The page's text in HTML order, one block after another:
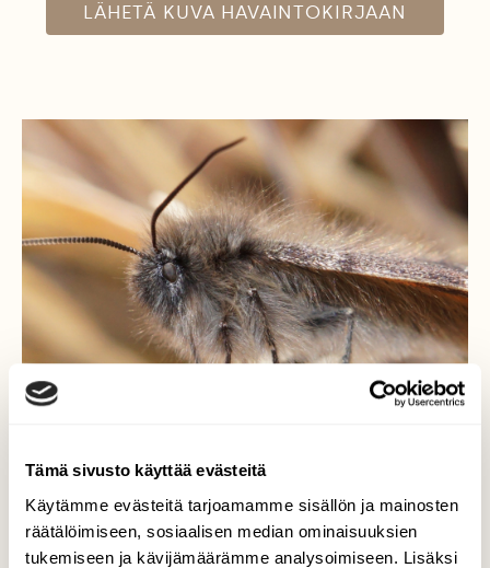
Tämä sivusto käyttää evästeitä
Käytämme evästeitä tarjoamamme sisällön ja mainosten
räätälöimiseen, sosiaalisen median ominaisuuksien
tukemiseen ja kävijämäärämme analysoimiseen. Lisäksi
LÄHETÄ KUVA HAVAINTOKIRJAAN
Koivutyttöperhonen
(Archiearis parthenias)